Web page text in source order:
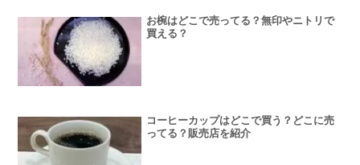
お椀はどこで売ってる？無印やニトリで
買える？
コーヒーカップはどこで買う？どこに売
ってる？販売店を紹介